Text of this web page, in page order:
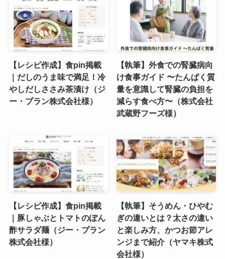
【レシピ作成】食pin掲載
｜だしのうま味で満足！冷
やしだしささみ茶漬け（ジ
ー・プラン株式会社様）
【執筆】外食での腎臓病向
け食事ガイド 〜たんぱく質
量を意識して腎臓の負担を
減らす食べ方〜（株式会社
武蔵野フーズ様）
【レシピ作成】食pin掲載
｜豚しゃぶとトマトのぽん
酢サラダ麺（ジー・プラン
株式会社様）
【執筆】そうめん・ひやむ
ぎの違いとは？太さの違い
と楽しみ方、かつお節アレ
ンジまで紹介（ヤマキ株式
会社様）